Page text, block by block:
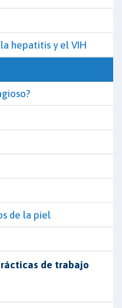
hepatitis y el VIH
de la piel
de trabajo